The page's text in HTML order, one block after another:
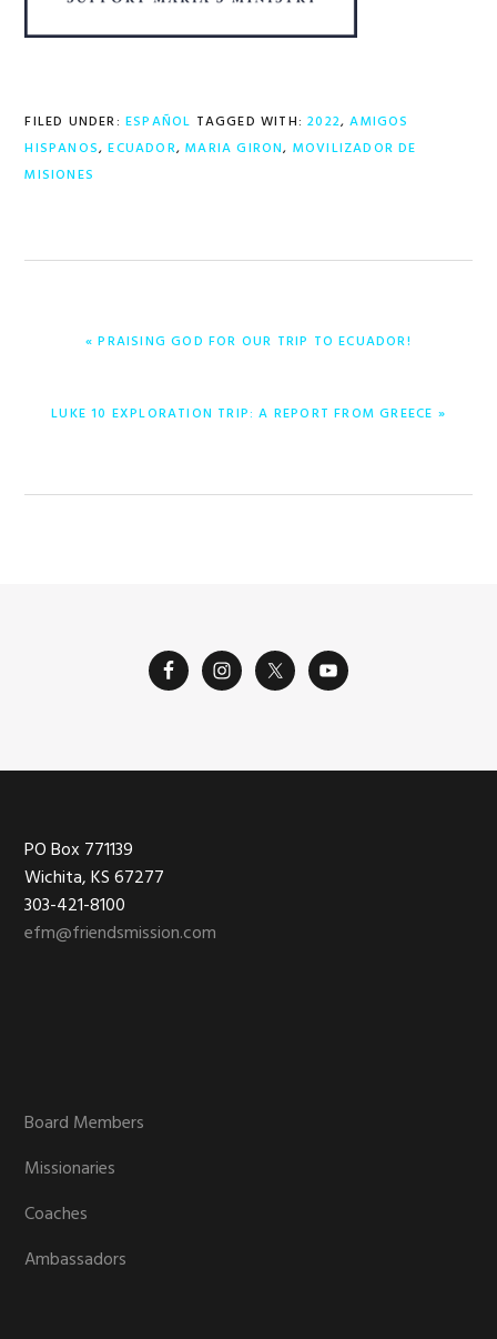
FILED UNDER: ESPAÑOL TAGGED WITH:2022,AMIGOS
HISPANOS,ECUADOR,MARIA GIRON, MOVILIZADOR DE
MISIONES
PREVIOUS
« PRAISING GOD FOR OUR TRIP TO ECUADOR!
NEXT
LUKE 10 EXPLORATION TRIP: A REPORT FROM GREECE »
Footer
PO Box 771139
Wichita, KS 67277
303-421-8100
efm@friendsmission.com
Board Members
Missionaries
Coaches
Ambassadors